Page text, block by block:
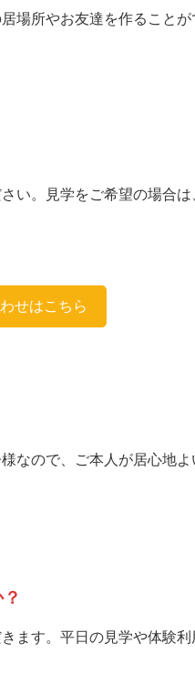
場所やお友達を作ることが
い。見学をご希望の場合は
せはこちら
なので、ご本人が居心地
ます。平日の見学や体験